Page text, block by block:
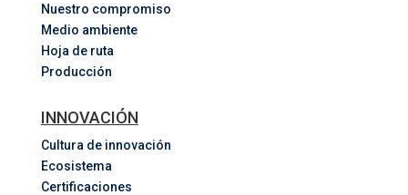
Nuestro compromiso
Medio ambiente
Hoja de ruta
Producción
INNOVACIÓN
Cultura de innovación
Ecosistema
Certificaciones